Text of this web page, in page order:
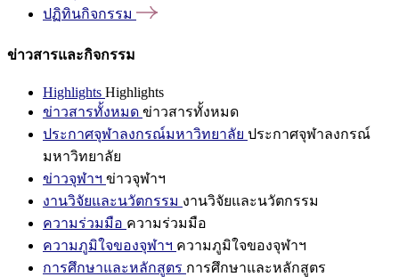
ปฏิทินกิจกรรม
ข่าวสารและกิจกรรม
Highlights Highlights
ข่าวสารทั้งหมด ข่าวสารทั้งหมด
ประกาศจุฬาลงกรณ์มหาวิทยาลัย ประกาศจุฬาลงกรณ์
มหาวิทยาลัย
ข่าวจุฬาฯ ข่าวจุฬาฯ
งานวิจัยและนวัตกรรม งานวิจัยและนวัตกรรม
ความร่วมมือ ความร่วมมือ
ความภูมิใจของจุฬาฯ ความภูมิใจของจุฬาฯ
การศึกษาและหลักสูตร การศึกษาและหลักสูตร